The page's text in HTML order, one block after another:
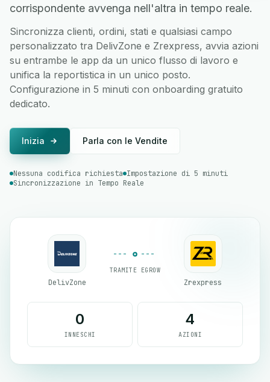
corrispondente avvenga nell'altra in tempo reale.
Sincronizza clienti, ordini, stati e qualsiasi campo
personalizzato tra DelivZone e Zrexpress, avvia azioni
su entrambe le app da un unico flusso di lavoro e
unifica la reportistica in un unico posto.
Configurazione in 5 minuti con onboarding gratuito
dedicato.
Inizia Parla con le Vendite
Nessuna codifica richiesta Impostazione di 5 minuti
Sincronizzazione in Tempo Reale
DelivZone
TRAMITE EGROW
Zrexpress
0
INNESCHI
4
AZIONI